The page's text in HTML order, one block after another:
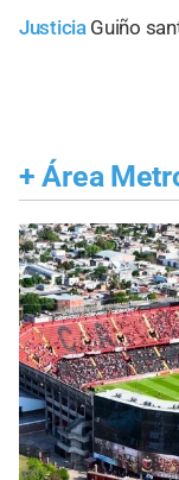
Justicia Guiño
+ Área